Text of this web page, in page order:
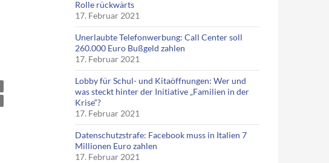
Rolle rückwärts
17. Februar 2021
Unerlaubte Telefonwerbung: Call Center soll
260.000 Euro Bußgeld zahlen
17. Februar 2021
Lobby für Schul- und Kitaöffnungen: Wer und
was steckt hinter der Initiative „Familien in der
Krise“?
17. Februar 2021
Datenschutzstrafe: Facebook muss in Italien 7
Millionen Euro zahlen
17. Februar 2021